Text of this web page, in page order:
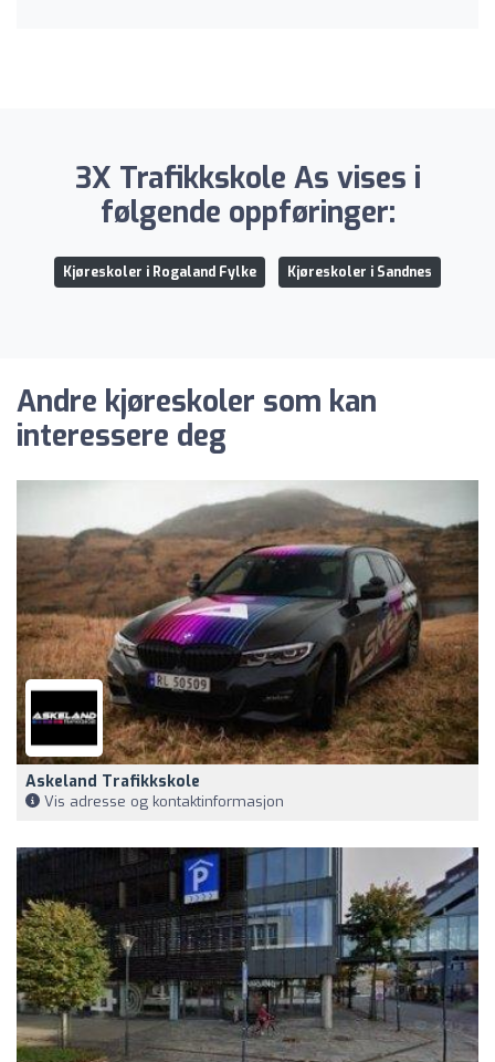
3X Trafikkskole As vises i
følgende oppføringer:
Kjøreskoler i Rogaland Fylke Kjøreskoler i Sandnes
Andre kjøreskoler som kan
interessere deg
Askeland Trafikkskole
Vis adresse og kontaktinformasjon